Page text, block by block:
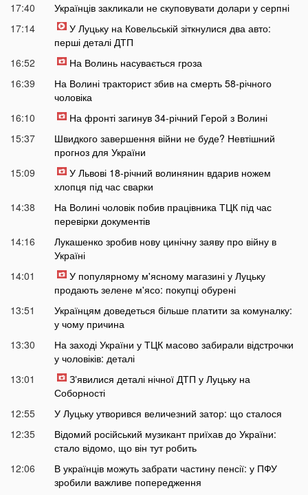
17:40
Українців закликали не скуповувати долари у серпні
17:14
У Луцьку на Ковельській зіткнулися два авто:
перші деталі ДТП
16:52
На Волинь насувається гроза
16:39
На Волині тракторист збив на смерть 58-річного
чоловіка
16:10
На фронті загинув 34-річний Герой з Волині
15:37
Швидкого завершення війни не буде? Невтішний
прогноз для України
15:09
У Львові 18-річний волинянин вдарив ножем
хлопця під час сварки
14:38
На Волині чоловік побив працівника ТЦК під час
перевірки документів
14:16
Лукашенко зробив нову цинічну заяву про війну в
Україні
14:01
У популярному м'ясному магазині у Луцьку
продають зелене м'ясо: покупці обурені
13:51
Українцям доведеться більше платити за комуналку:
у чому причина
13:30
На заході України у ТЦК масово забирали відстрочки
у чоловіків: деталі
13:01
Зʼявилися деталі нічної ДТП у Луцьку на
Соборності
12:55
У Луцьку утворився величезний затор: що сталося
12:35
Відомий російський музикант приїхав до України:
стало відомо, що він тут робить
12:06
В українців можуть забрати частину пенсії: у ПФУ
зробили важливе попередження